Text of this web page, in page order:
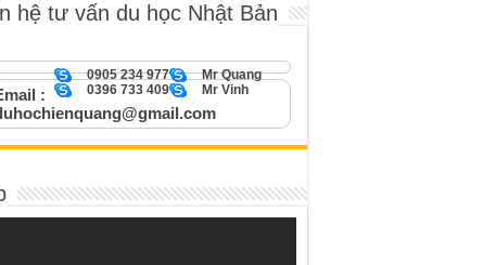
hệ tư vấn du học Nhật Bản
Mr Quang
0905 234 977
Mr Vinh
0396 733 409
: